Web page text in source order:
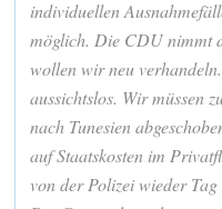
individuellen
möglich. Die CDU nimmt
wollen wir neu
aussichtslos. Wir müssen
nach Tunesien
auf Staatskosten im
von der Polizei wieder